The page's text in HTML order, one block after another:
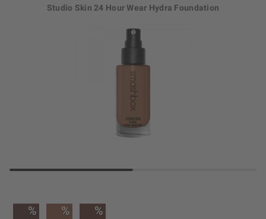
Studio Skin 24 Hour Wear Hydra Foundation
% % %